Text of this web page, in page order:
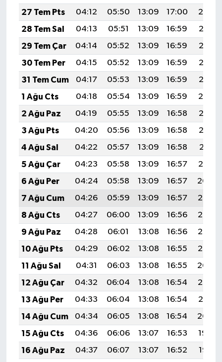
27 Tem Pts
04:12 05:50 13:09 17:00
20:19
28 Tem Sal
04:13 05:51 13:09 16:59
20:18
29 Tem Çar
04:14 05:52 13:09 16:59
20:17
30 Tem Per
04:15 05:52 13:09 16:59
20:16
31 Tem Cum
04:17 05:53 13:09 16:59
20:15
1 Ağu Cts
04:18 05:54 13:09 16:59
20:14
2 Ağu Paz
04:19 05:55 13:09 16:58
20:13
3 Ağu Pts
04:20 05:56 13:09 16:58
20:12
4 Ağu Sal
04:22 05:57 13:09 16:58
20:11
5 Ağu Çar
04:23 05:58 13:09 16:57
20:10
6 Ağu Per
04:24 05:58 13:09 16:57
20:09
7 Ağu Cum
04:26 05:59 13:09 16:57
20:08
8 Ağu Cts
04:27 06:00 13:09 16:56
20:07
9 Ağu Paz
04:28 06:01 13:08 16:56
20:06
10 Ağu Pts
04:29 06:02 13:08 16:55
20:05
11 Ağu Sal
04:31 06:03 13:08 16:55
20:04
12 Ağu Çar
04:32 06:04 13:08 16:54
20:02
13 Ağu Per
04:33 06:04 13:08 16:54
20:01
14 Ağu Cum
04:34 06:05 13:08 16:54
20:00
15 Ağu Cts
04:36 06:06 13:07 16:53
19:59
16 Ağu Paz
04:37 06:07 13:07 16:52
19:58